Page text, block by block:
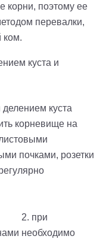
корни, поэтому ее
перевалки,
ком.
куста и
куста
корневище на
почками, розетки
необходимо